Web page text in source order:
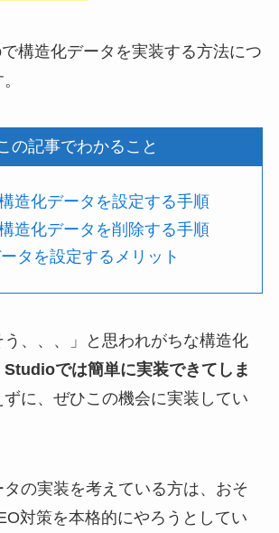
構造化データを実装する方法につ
の記事でわかること
造化データを設定する手順
造化データを削除する手順
タを設定するメリット
う、、、」と思われがちな構造化
Studioでは簡単に実装できてしま
ずに、ぜひこの機会に実装してい
タの実装を考えている方は、おそ
対策を本格的にやろうとしてい